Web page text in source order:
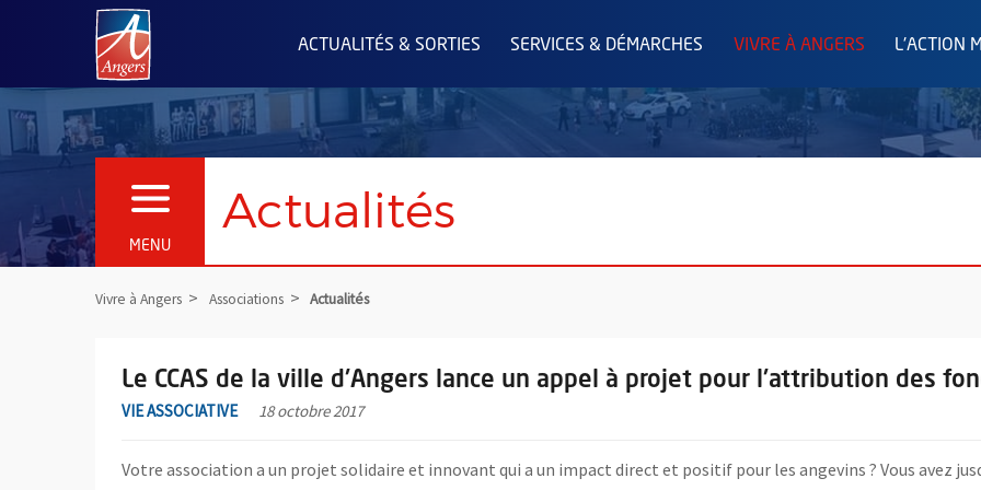
Angers.fr : Retour à l'accueil
ACTUALITÉS & SORTIES SERVICES & DÉMARCHES VIVRE À ANGERS L'ACTION
MENU
OUVRIR LE MENU Actualités
Vivre à Angers Associations Actualités
Liste des actualités
Le CCAS de la ville d'Angers lance un appel à projet pour l'attribution des
VIE ASSOCIATIVE 18 octobre 2017
Votre association a un projet solidaire et innovant qui a un impact direct et positif pour les angevins ? Vous avez